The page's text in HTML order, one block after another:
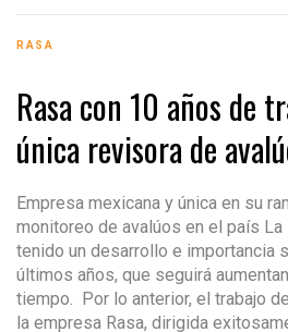
RASA
Rasa con 10 años de
única revisora de
Empresa mexicana y única en su
monitoreo de avalúos en el país
tenido un desarrollo e importancia
últimos años, que seguirá
tiempo. Por lo anterior, el trabajo
la empresa Rasa, dirigida